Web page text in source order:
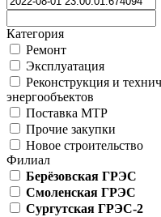
Категория
Ремонт
Эксплуатация
Реконструкция и
энергообъектов
Поставка МТР
Прочие закупки
Новое строительство
Филиал
Берёзовская ГРЭС
Смоленская ГРЭС
Сургутская ГРЭС-2